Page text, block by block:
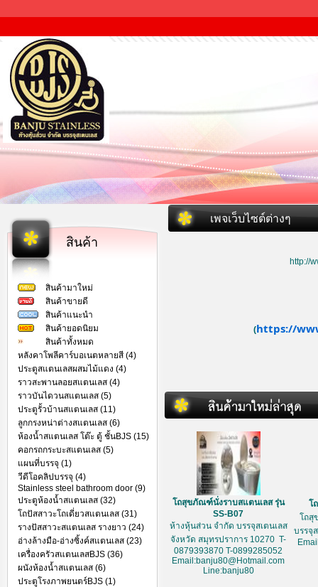
สินค้า
สินค้ามาใหม่
สินค้าขายดี
สินค้าแนะนำ
สินค้ายอดนิยม
สินค้าทั้งหมด
หลังคาโพลีคาร์บอเนตหลายสี (4)
ประตูสแตนเลสผสมไม้แดง (4)
ราวสะพานลอยสแตนเลส (4)
ราวบันไดวนสแตนเลส (5)
ประตูรั้วบ้านสแตนเลส (11)
ลูกกรงหน่าต่างสแตนเลส (6)
ห้องน้ำสแตนเลส โต๊ะ ตู้ ชั้นBJS (15)
คอกรถกระบะสแตนเลส (5)
แผนที่บรรจุ (1)
วีดีโอคลิปบรรจุ (4)
Stainless steel bathroom door (9)
ประตูห้องน้ำสแตนเลส (32)
โถปัสสาวะโถเดี่ยวสแตนเลส (31)
รางปัสสาวะสแตนเลส รางยาว (24)
อ่างล้างมือ-อ่างซิ้งค์สแตนเลส (23)
เครื่องครัวสแตนเลสBJS (36)
ผนังห้องน้ำสแตนเลส (6)
ประตูโรงภาพยนตร์BJS (1)
เพจเว็บไซต์ต่างๆ
http://
(https://
โถสุขภัณฑ์นั่งราบสแตนเลส รุ่น
SS-B07
ห้างหุ้นส่วน จำกัด บรรจุสเตนเลส
จังหวัด สมุทรปราการ 10270 T-
0879393870 T-0899285052
Email:banju80@Hotmail.com
Line:banju80
โ
โถสุ
บรรจุ